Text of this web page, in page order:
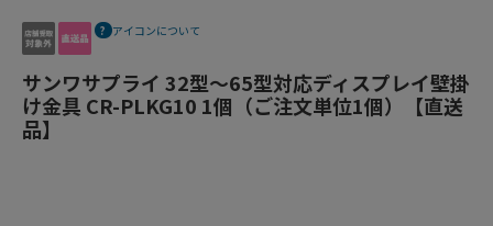
アイコンについて
サンワサプライ 32型～65型対応ディスプレイ壁掛
け金具 CR-PLKG10 1個（ご注文単位1個）【直送
品】